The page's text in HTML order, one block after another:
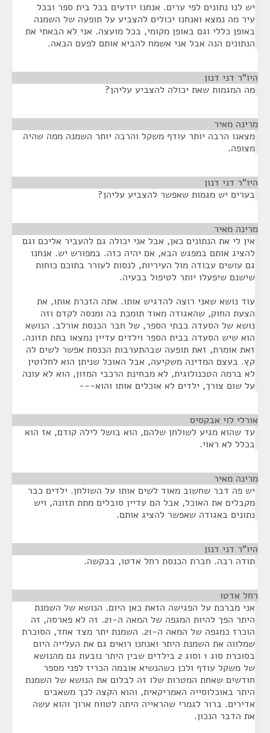
יש לנו נתונים לפי ערים. אנחנו יודעים בכל בית ספר ובכל
עיר מה נמצא ואנחנו יכולים להצביע על תופעה של השמנה
באופן כללי וגם באופן מקומי, בכל מועצה. אני לא הבאתי את
הנתונים הנה אבל אני אשמח להביא אותם לפעם הבאה.
היו"ר דני דנון
מה המגמות שאת יכולה להצביע עליהן?
מרינה מאיר
מצאנו הרבה יותר עודף משקל והרבה יותר השמנה ממה שהיה
מצופה.
היו"ר דני דנון
בערים יש מגמות שאפשר להצביע עליהן?
מרינה מאיר
אין לי את הנתונים כאן, אבל אני יכולה גם להעביר אליכם וגם
להציג אותם במפגש הבא, אם יהיה כזה. במפורש יש. אנחנו
גם עושים עבודה מול העיריות, לנסות לעורר בתוכם כוחות
שישנם שיפעלו יותר לטיפול בבעיה.
עוד נושא שאני רוצה להדגיש אותו. אתה הזכרת אותו, את
הצעת החוק, שהאגודה מאוד תומכת בה ומנסה לקדם וזה
נושא של הסעדה בבתי הספר, של חבר הכנסת אורלב. הנושא
הוא שיש הסעדה בבית הספר וילדים עדיין נמצאו בתת תזונה.
זאת אומרת, זאת תופעה שבהתערבות הכנסת אפשר לשים לה
קץ. בעצם המדינה משקיעה, אבל האוכל שניתן הוא לחלוטין
לא ברמה הטכנולוגית, לא מבחינת הרכבי המזון, הוא לא עונה
על שום צורך, ילדים לא אוכלים אותו והוא---
אורלי לוי אבקסיס
עד שהוא מגיע לשולחן שלהם, הוא בושל לילה קודם, אז הוא
בכלל לא ראוי.
מרינה מאיר
יש פה דבר שחשוב מאוד לשים אותו על השולחן. ילדים כבר
מקבלים את האוכל, אבל הם עדיין סובלים מתת תזונה, ויש
נתונים באגודה שאפשר להציג אותם.
היו"ר דני דנון
תודה רבה. חברת הכנסת רחל אדטו, בבקשה.
רחל אדטו
אני מברכת על הפגישה הזאת כאן היום. הנושא של השמנת
היתר הפך להיות המגפה של המאה ה-21. זה לא פארסה, זה
הוכרז כמגפה של המאה ה-21. השמנת יתר מצד אחד, הסוכרת
שמלווה את השמנת היתר ואנחנו רואים גם את העלייה היום
בסוכרת סוג 1 וסוג 2 בילדים שבין היתר נובעת גם מהנושא
של משקל עודף ולכן כשהנשיא אובמה הכריז לפני מספר
חודשים שאחת המטרות שלו זה לבלום את הנושא של השמנת
היתר באוכלוסייה האמריקאית, והוא הקצה לכך משאבים
אדירים. ברור לגמרי שהראייה היתה לטווח ארוך והוא עשה
את הדבר הנכון.